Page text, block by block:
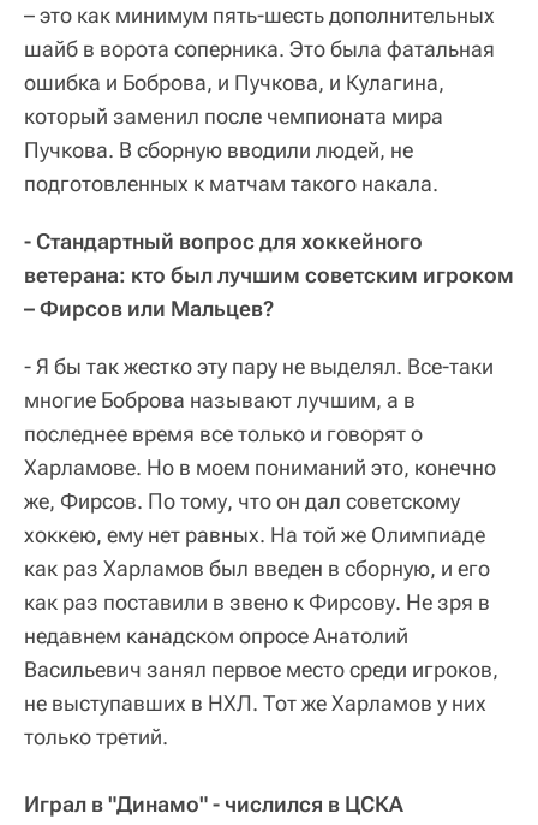
– это как минимум пять-шесть дополнительных
шайб в ворота соперника. Это была фатальная
ошибка и Боброва, и Пучкова, и Кулагина,
который заменил после чемпионата мира
Пучкова. В сборную вводили людей, не
подготовленных к матчам такого накала.
- Стандартный вопрос для хоккейного
ветерана: кто был лучшим советским игроком
– Фирсов или Мальцев?
- Я бы так жестко эту пару не выделял. Все-таки
многие Боброва называют лучшим, а в
последнее время все только и говорят о
Харламове. Но в моем пониманий это, конечно
же, Фирсов. По тому, что он дал советскому
хоккею, ему нет равных. На той же Олимпиаде
как раз Харламов был введен в сборную, и его
как раз поставили в звено к Фирсову. Не зря в
недавнем канадском опросе Анатолий
Васильевич занял первое место среди игроков,
не выступавших в НХЛ. Тот же Харламов у них
только третий.
Играл в "Динамо" - числился в ЦСКА